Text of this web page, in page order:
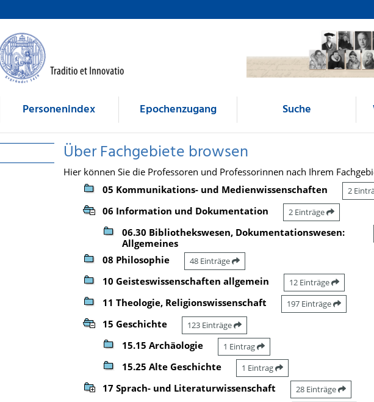
Personenindex Epochenzugang Suche
Über Fachgebiete browsen
Hier können Sie die Professoren und Professorinnen nach Ihrem
05 Kommunikations- und Medienwissenschaften
2
06 Information und Dokumentation 2 Einträge
06.30 Bibliothekswesen, Dokumentationswesen:
Allgemeines
08 Philosophie 48 Einträge
10 Geisteswissenschaften allgemein 12 Einträge
11 Theologie, Religionswissenschaft 197 Einträge
15 Geschichte 123 Einträge
15.15 Archäologie 1 Eintrag
15.25 Alte Geschichte 1 Eintrag
17 Sprach- und Literaturwissenschaft 28 Einträge